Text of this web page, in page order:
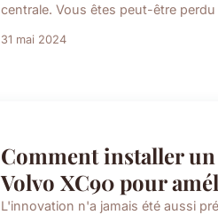
centrale. Vous êtes peut-être
31 mai 2024
Comment installer
Volvo XC90 pour
L'innovation n'a jamais été aussi